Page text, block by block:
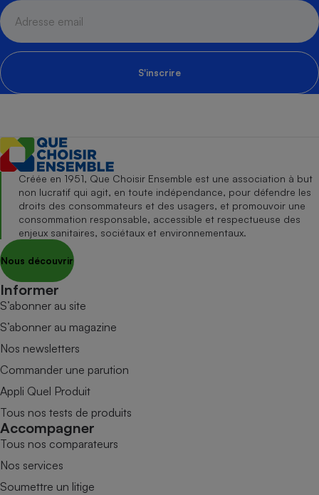
S'inscrire
Créée en 1951, Que Choisir Ensemble est une association à but
non lucratif qui agit, en toute indépendance, pour défendre les
droits des consommateurs et des usagers, et promouvoir une
consommation responsable, accessible et respectueuse des
enjeux sanitaires, sociétaux et environnementaux.
Nous découvrir
Informer
S’abonner au site
S’abonner au magazine
Nos newsletters
Commander une parution
Appli Quel Produit
Tous nos tests de produits
Accompagner
Tous nos comparateurs
Nos services
Soumettre un litige